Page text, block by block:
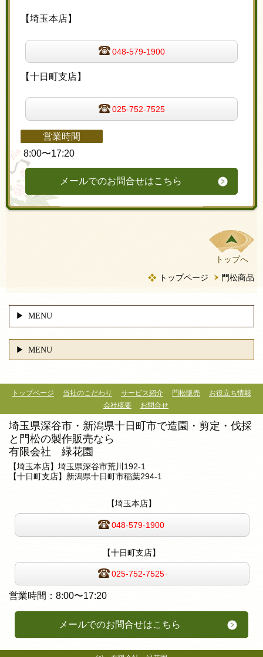
【埼玉本店】
048-579-1900
【十日町支店】
025-752-7525
営業時間
8:00〜17:20
メールでのお問合せはこちら
トップへ
トップページ 門松商品
MENU
MENU
トップページ 当社のこだわり サービス紹介 門松販売
お役立ち情報
会社概要
お問合せ
埼玉県深谷市・新潟県十日町市で造園・剪定・伐採
と門松の製作販売なら
有限会社 緑花園
【埼玉本店】埼玉県深谷市荒川192-1
【十日町支店】新潟県十日町市稲葉294-1
【埼玉本店】
048-579-1900
【十日町支店】
025-752-7525
営業時間： 8:00〜17:20
メールでのお問合せはこちら